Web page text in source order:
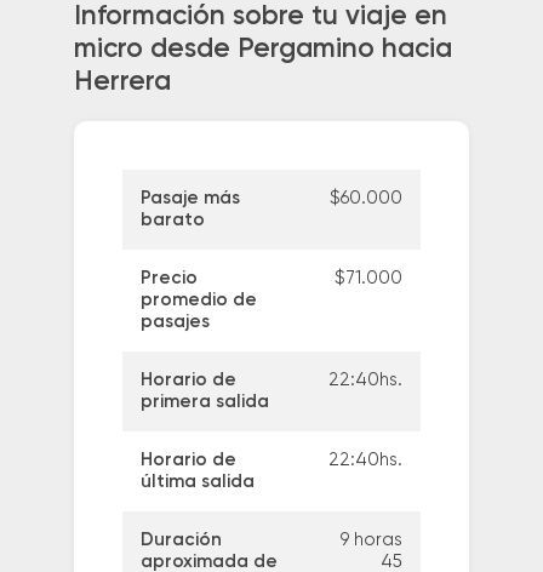
Información sobre tu viaje en
micro desde Pergamino hacia
Herrera
Pasaje más
barato
$60.000
Precio
promedio de
pasajes
$71.000
Horario de
primera salida
22:40hs.
Horario de
última salida
22:40hs.
Duración
aproximada de
9 horas
45